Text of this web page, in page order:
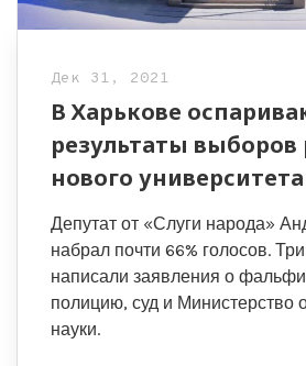
Дек 31, 2021
В Харькове
результаты выборов
нового
Депутат от «Слуги народа»
набрал почти 66% голосов.
написали заявления о
полицию, суд и Министерство
науки.